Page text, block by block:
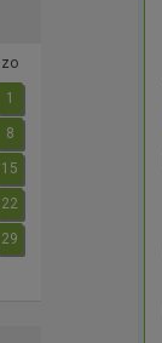
zo
1
8
15
22
29